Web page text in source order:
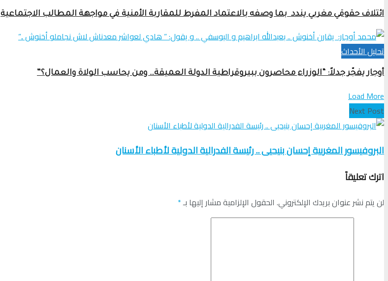
ائتلاف حقوقي مغربي يندد بما وصفه بالاعتماد المفرط للمقاربة الأمنية في مواجهة المطالب الاجتماعية
تحلیل الأحداث
أوجار يفجّر جدلاً: “الوزراء محاصرون ببيروقراطية الدولة العميقة… ومن يحاسب الولاة والعمال؟”
Load More
Next Post
البروفيسور المغربية إحسان بنيحيى .. رئيسة الفدرالية الدولية لأطباء الأسنان
اترك تعليقاً
لن يتم نشر عنوان بريدك الإلكتروني. الحقول الإلزامية مشار إليها بـ*